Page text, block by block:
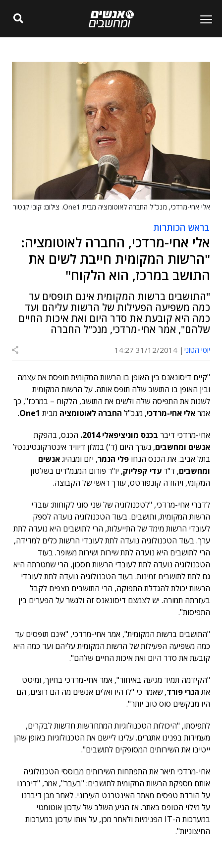
אלי אחי-מרדכי, מנכ"ל החברה לאוטומציה מבית One1. צילום: קובי קנטור
בראש הכותרות
אלי אחי-מרדכי, החברה לאוטומציה:
"הרשות המקומית חייבת לשים את
התושב במרכז, הוא הלקוח"
"התושבים ברשות המקומית אינם תופסים עד
כמה משפיעה הפעילות של הרשות עליהם ועד
כמה היא קובעת את סדר היום ואת איכות החיים
שלהם", אמר אחי-מרדכי, מנכ"ל החברה
יוסי הטוני 31/12/2014 14:27
"קיים דיסונאנס בין האופן בו הרשות המקומית תופסת את עצמה
ובין האופן בו התושב שלה תופס אותה. על הרשות המקומית
לשנות את התפיסה שלה ולשים את התושב, הלקוח – במרכז", כך
אמראלי אחי-מרדכי, מנכ"ל החברה לאוטומציה מבית One1
.
אחי-מרדכי דיבר בכנס מוניציפאלי 2014.
הכנס, בהפקת
אנשים ומחשבים, נערך היום (ד') במלון דיוויד אינטרקונטיננטל
בתל אביב. את הכנס הנחו פלי הנמר, יזם ומנהיגאנשים
ומחשבים, ד"רעדי קפליוק, יו"ר פורום המנמ"רים בשלטון
המקומי, ויהודה קונפורטס, עורך ראשי של הקבוצה.
לדברי אחי-מרדכי, "לטכנולוגיה של שני סוגי לקוחות: עובדי
הרשות המקומית, ותושבים. בעוד הטכנולוגיה נועדה לספק
לעובדי הרשות מימד של התייעלות, הרי לתושבים היא נועדה לתת
ערך. בעוד הטכנולוגיה נועדה לתת לעובדי הרשות כלים למדידה,
הרי לתושבים היא נועדה לתת שירות ושירות משופר. בעוד
הטכנולוגיה נועדה לתת לעובדי הרשות חסכון, הרי שמטרתה היא
גם לתת לתושבים זמינות. בעוד הטכנולוגיה נועדה לתת לעובדי
הרשות יכולת להגדלת התפוקה, הרי התושבים מצפים לקבל
בעזרתה תמורה. יש לצמצם דיסונאנס זה ולגשר על הפערים בין
התפיסות".
"התושבים ברשות המקומית", אמר אחי-מרדכי, "אינם תופסים עד
כמה משפיעה הפעילות של הרשות המקומית עליהם ועד כמה היא
קובעת את סדר היום ואת איכות החיים שלהם".
"הקידמה תמיד מגיעה באיחור", אמר אחי-מרדכי בחיוך, ומיטט
את הנרי פורד, שאמר כי "לו היו ואלים אנשים מה הם רוצים, הם
היו מבקשים סוס טוב יותר".
לתפיסתו, "היכולות הטכנולוגיות המתחדשות חדשות לבקרים,
מעמידות בפנינו אתגרים. עלינו ליישם את הטכנולוגיות באופן שהן
ייטיבו את השירותים המסופקים לתושבים".
אחי-מרדכי תיאר את התפתחות השירותים מבוססי הטכנולוגיה
אותם מספקת הרשות המקומית לתושבים: "בעבר", אמר, "דיברנו
על הורדת טפסים מאתר האינטרנט העירוני. לאחר מכן דיברנו
על מילוי הטופס באתר. אז הגיע השלב של עדכון אוטומטי
במערכות ה-IT הפנימיות ולאחר מכן, על אותו עדכון במערכות
החיצוניות".